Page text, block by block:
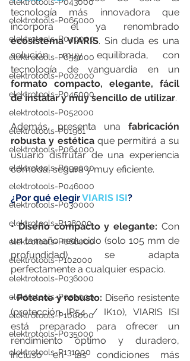
elektrotools-P065000
elektrotools-P040000
elektrotools-P059000
elektrotools-P002000
elektrotools-P045000
elektrotools-P052000
elektrotools-P01961
elektrotools-P064000
elektrotools-P099000
elektrotools-P046000
elektrotools-P030000
elektrotools-P138000
elektrotools-P066000
elektrotools-P102000
elektrotools-P036000
elektrotools-P020000
elektrotools-P100000
elektrotools-P035000
elektrotools-P131000
tecnología más innovadora que
ecosistema VIARIS. Sin duda es una
solución muy equilibrada, con
formato compacto, elegante, fácil
de instalar y muy sencillo de utilizar.
Además, presenta una fabricación
robusta y estética que permitirá a su
usuario disfrutar de una experiencia
cómoda, segura y muy eficiente.
¿Por qué elegir VIARIS ISI?
• Diseño compacto y elegante: Con
un tamaño reducido (solo 105 mm de
profundidad), se adapta
perfectamente a cualquier espacio.
• Potente y robusto: Diseño resistente
(protección IP54 / IK10), VIARIS ISI
está preparado para ofrecer un
rendimiento óptimo y duradero,
incluso en las condiciones más